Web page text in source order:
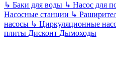
↳ Баки для воды ↳ Насос для
Насосные станции ↳
насосы ↳ Циркуляционные
плиты Дисконт Дымоходы